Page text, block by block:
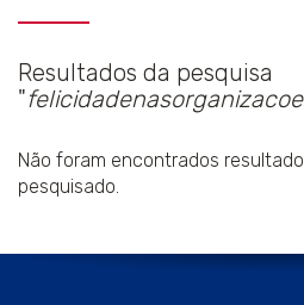
Resultados da pesquisa
"
Não foram encontrados
pesquisado.